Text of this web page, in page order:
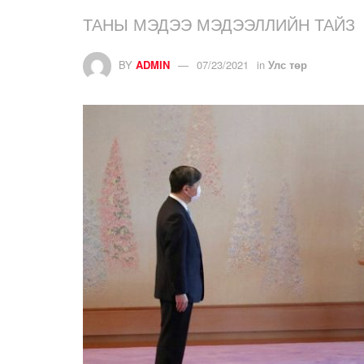
ТАНЫ МЭДЭЭ МЭДЭЭЛЛИЙН ТАЙЗ
BY ADMIN 07/23/2021 in Улс төр